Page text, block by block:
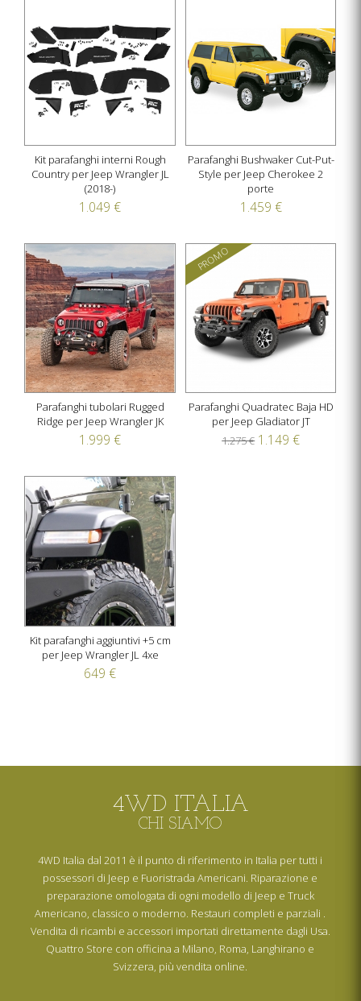
Kit parafanghi interni Rough
Country per Jeep Wrangler JL
(2018-)
1.049 €
Parafanghi Bushwaker Cut-Put-
Style per Jeep Cherokee 2
porte
1.459 €
Parafanghi tubolari Rugged
Ridge per Jeep Wrangler JK
1.999 €
PROMO
Parafanghi Quadratec Baja HD
per Jeep Gladiator JT
1.275 € 1.149 €
Kit parafanghi aggiuntivi +5 cm
per Jeep Wrangler JL 4xe
649 €
4WD ITALIA
CHI SIAMO
4WD Italia dal 2011 è il punto di riferimento in Italia per tutti i
possessori di Jeep e Fuoristrada Americani. Riparazione e
preparazione omologata di ogni modello di Jeep e Truck
Americano, classico o moderno. Restauri completi e parziali .
Vendita di ricambi e accessori importati direttamente dagli Usa.
Quattro Store con officina a Milano, Roma, Langhirano e
Svizzera, più vendita online.